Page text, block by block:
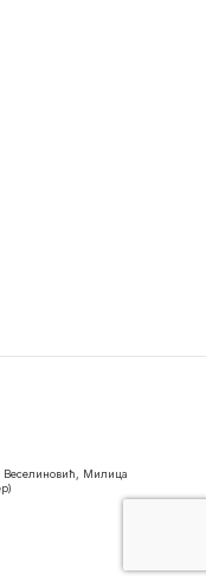
Веселиновић, Милица